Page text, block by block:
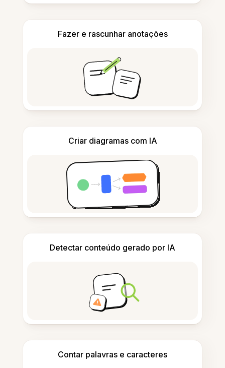
Fazer e rascunhar anotações
Criar diagramas com IA
Detectar conteúdo gerado por IA
Contar palavras e caracteres